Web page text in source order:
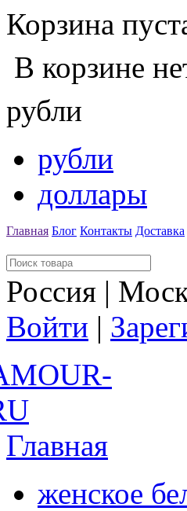
Корзина
В корзине
рубли
рубли
доллары
Главная Блог Контакты Доставка
Россия |
Войти |
Главная
женское